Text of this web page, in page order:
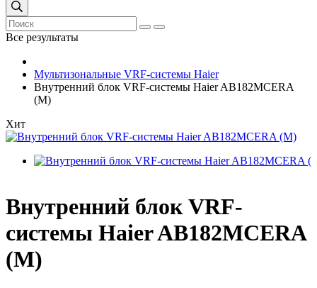
Все результаты
Мультизональные VRF-системы Haier
Внутренний блок VRF-системы Haier AB182MCERA
(M)
Хит
Внутренний блок VRF-
системы Haier AB182MCERA
(M)